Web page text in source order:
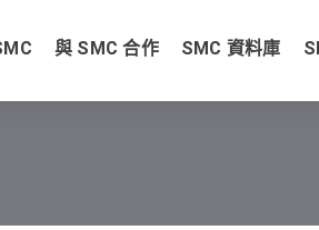
與 SMC 合作 SMC 資料庫